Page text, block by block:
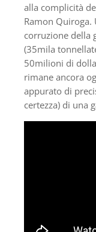
alla complicità
Ramon Quiroga.
corruzione della
(35mila
50milioni di
rimane ancora
appurato di
certezza) di una